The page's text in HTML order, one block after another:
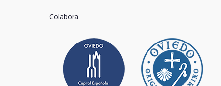
Colabora